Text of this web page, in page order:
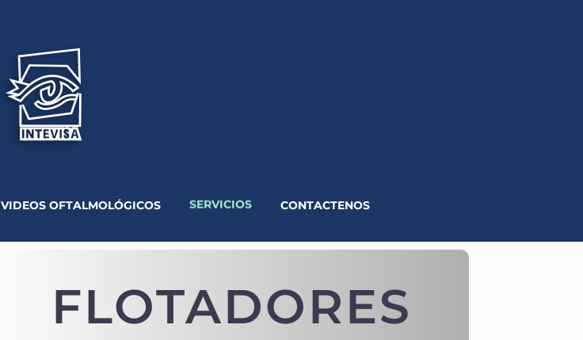
VIDEOS OFTALMOLÓGICOS SERVICIOS CONTACTENOS
FLOTADORES